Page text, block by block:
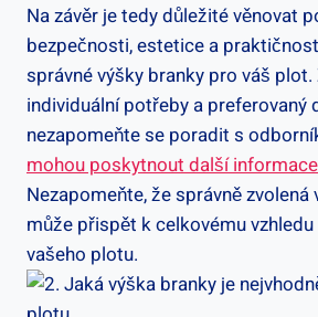
Na závěr je tedy důležité ‌věnovat
bezpečnosti, estetice a
správné výšky branky pro váš
individuální potřeby a preferovaný
nezapomeňte se poradit s
mohou poskytnout další informace
Nezapomeňte, že⁤ správně zvolená
může přispět k celkovému
vašeho plotu.